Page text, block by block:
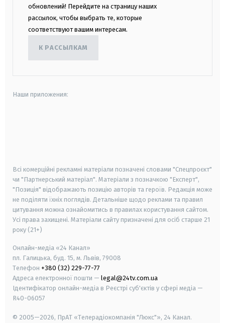
обновлений! Перейдите на страницу наших
рассылок, чтобы выбрать те, которые
соответствуют вашим интересам.
К РАССЫЛКАМ
Наши приложения:
Всі комерційні рекламні матеріали позначені словами "Спецпроєкт"
чи "Партнерський матеріал". Матеріали з позначкою "Експерт",
"Позиція" відображають позицію авторів та героїв. Редакція може
не поділяти їхніх поглядів. Детальніше щодо реклами та правил
цитування можна ознайомитись в правилах користування сайтом.
Усі права захищені. Матеріали сайту призначені для осіб старше 21
року (21+)
Онлайн-медіа «24 Канал»
пл. Галицька, буд. 15, м. Львів, 79008
Телефон +380 (32) 229-77-77
Адреса електронної пошти — legal@24tv.com.ua
Ідентифікатор онлайн-медіа в Реєстрі суб'єктів у сфері медіа —
R40-06057
© 2005—2026, ПрАТ «Телерадіокомпанія "Люкс"», 24 Канал.